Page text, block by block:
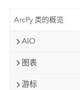
ArcPy 类的概览
AIO
图表
游标